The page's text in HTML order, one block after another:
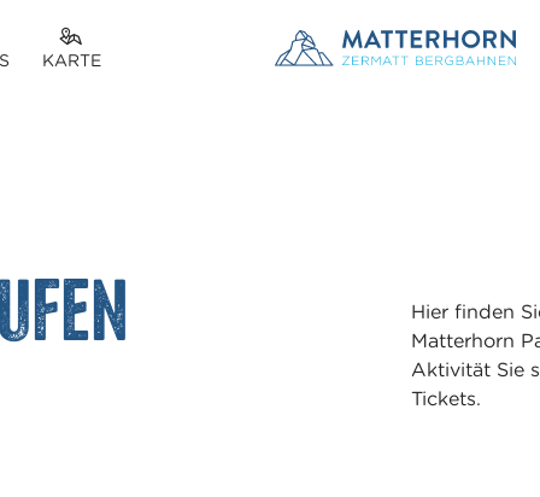
KARTE
Hier finden
Matterhorn
Aktivität Sie
Tickets.